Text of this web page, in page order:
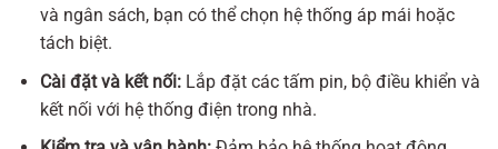
và ngân sách, bạn có thể chọn hệ thống áp mái hoặc
tách biệt.
Cài đặt và kết nối:Lắp đặt các tấm pin, bộ điều khiển và
kết nối với hệ thống điện trong nhà.